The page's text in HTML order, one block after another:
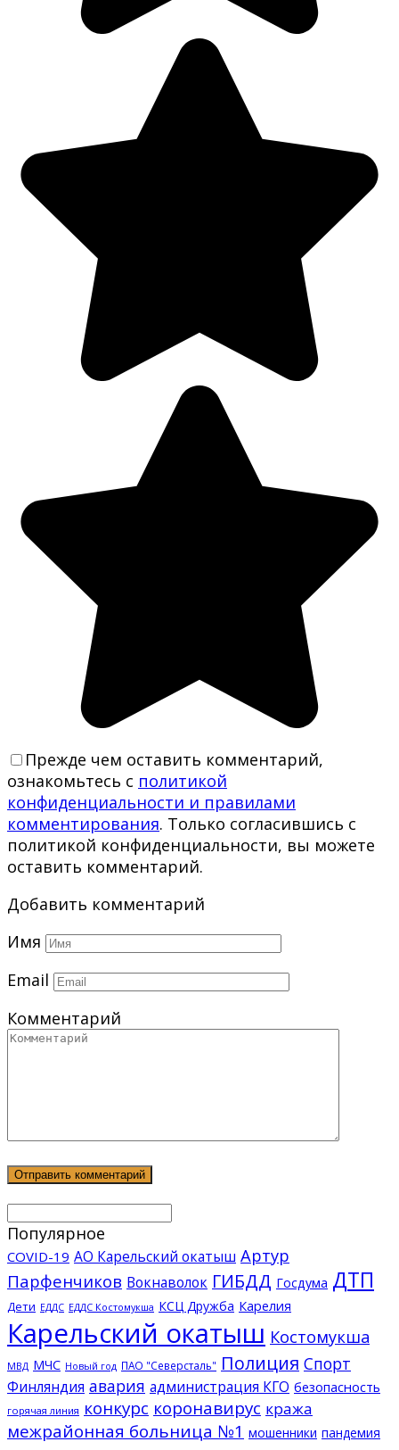
Прежде чем оставить комментарий,
ознакомьтесь с политикой
конфиденциальности и правилами
комментирования. Только согласившись с
политикой конфиденциальности, вы можете
оставить комментарий.
Добавить комментарий
Имя
Email
Комментарий
Популярное
COVID-19 АО Карельский окатыш Артур
Парфенчиков Вокнаволок ГИБДД Госдума ДТП
Дети ЕДДС ЕДДС Костомукша КСЦ Дружба Карелия
Карельский окатыш Костомукша
МВД МЧС Новый год ПАО "Северсталь" Полиция Спорт
Финляндия авария администрация КГО безопасность
горячая линия конкурс коронавирус кража
межрайонная больница №1 мошенники пандемия